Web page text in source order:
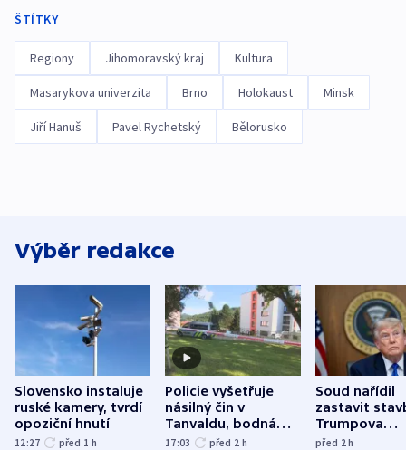
ŠTÍTKY
Regiony Jihomoravský kraj Kultura
Masarykova univerzita Brno Holokaust Minsk
Jiří Hanuš Pavel Rychetský Bělorusko
Výběr redakce
Slovensko instaluje
ruské kamery, tvrdí
opoziční hnutí
12:27 před 1 h
Policie vyšetřuje
násilný čin v
Tanvaldu, bodná
zranění při něm
17:03 před 2 h
Soud nařídil
zastavit
Trumpova
tanečního
před 2h